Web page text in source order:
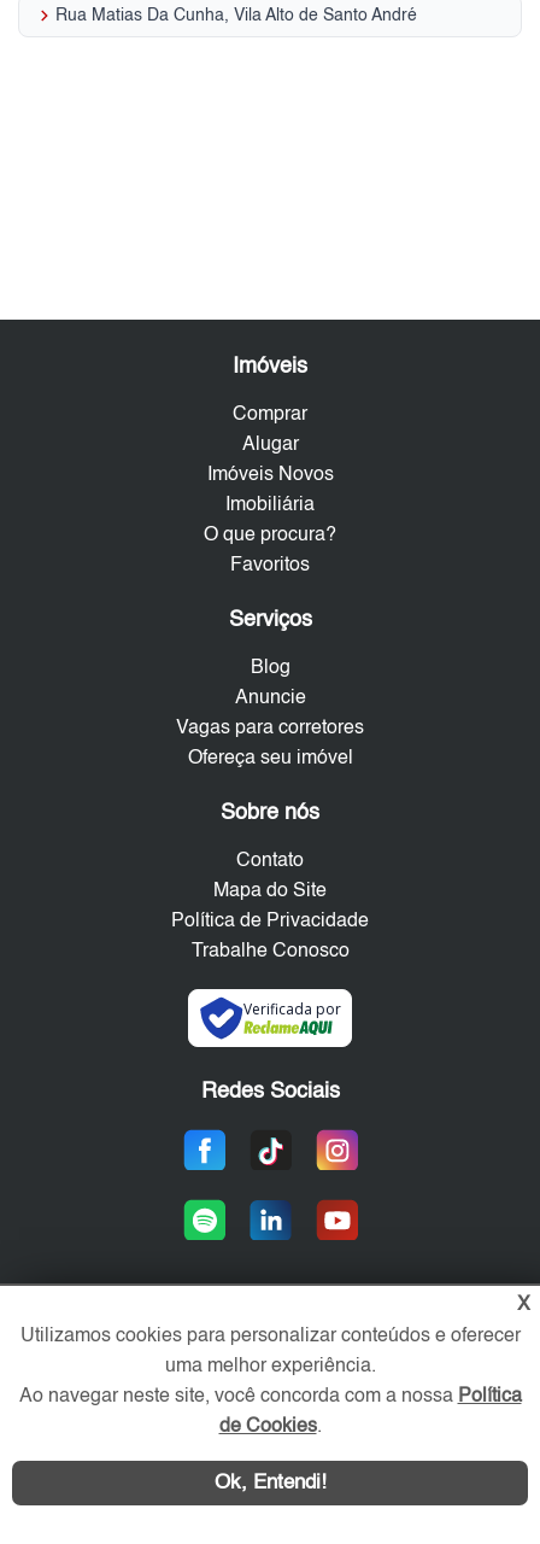
keyboard_arrow_right Rua Matias Da Cunha, Vila Alto de Santo André
Imóveis
Comprar
Alugar
Imóveis Novos
Imobiliária
O que procura?
Favoritos
Serviços
Blog
Anuncie
Vagas para corretores
Ofereça seu imóvel
Sobre nós
Contato
Mapa do Site
Política de Privacidade
Trabalhe Conosco
Verificada por
Redes Sociais
Área exclusiva aos anunciantes,
acesse sua conta:
X
Utilizamos cookies para personalizar conteúdos e oferecer
uma melhor experiência.
Ao navegar neste site, você concorda com a nossa Política
de Cookies.
Ok, Entendi!